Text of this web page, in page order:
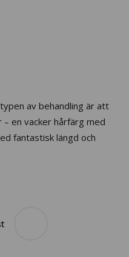
av behandling är att
en vacker hårfärg med
fantastisk längd och